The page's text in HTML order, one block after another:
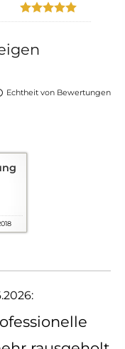
Echtheit von Bewertungen